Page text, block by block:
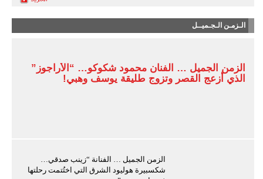
الـزمـن الـجـميــل
الزمن الجميل … الفنان محمود شكوكو… “الأراجوز”
الذي أزعج القصر وتزوج طليقة يوسف وهبي!
الزمن الجميل … الفنانة “زينب صدقي…
شكسبيرة هوليود الشرق التي اختُتمت رحلتها